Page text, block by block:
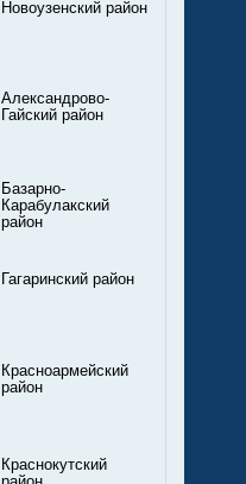
Новоузенский район
Александрово-
Гайский район
Базарно-
Карабулакский
район
Гагаринский район
Красноармейский
район
Краснокутский